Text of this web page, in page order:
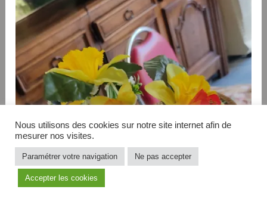
Nous utilisons des cookies sur notre site internet afin de
mesurer nos visites.
Paramétrer votre navigation Ne pas accepter
Accepter les cookies